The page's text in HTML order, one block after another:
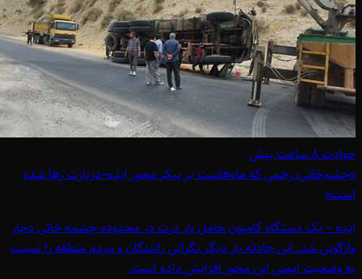
حوادث۸ ساعت پیش
«چشم‌خاتی؛ زخمی که ماه‌هاست بر پیکر محور ایذه–دزپارت رها شده
است»
ایذه – یک دستگاه کامیون حامل بار ذرت در محدوده چشمه خاتی دچار
واژگونی شد. این حادثه بار دیگر نگرانی رانندگان و مردم منطقه را نسبت
به وضعیت ایمنی این محور افزایش داده است.